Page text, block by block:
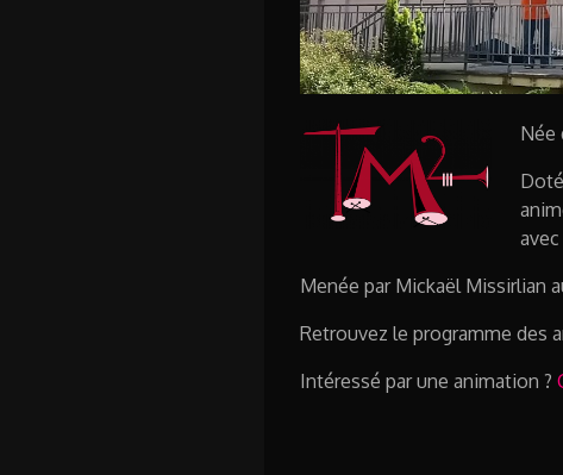
Née
Menée par Mickaël Missirlian
Retrouvez le programme des
Intéressé par une animation ?